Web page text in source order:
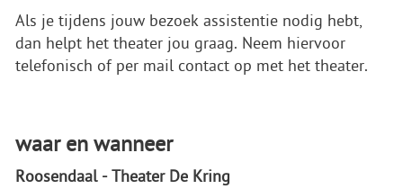
Als je tijdens jouw bezoek assistentie nodig hebt,
dan helpt het theater jou graag. Neem hiervoor
telefonisch of per mail contact op met het theater.
waar en wanneer
Roosendaal - Theater De Kring